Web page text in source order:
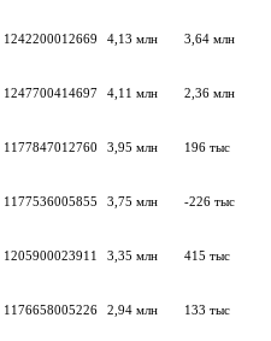
1242200012669 4,13 млн 3,64 млн
1247700414697 4,11 млн 2,36 млн
1177847012760 3,95 млн 196 тыс
1177536005855 3,75 млн -226 тыс
1205900023911 3,35 млн 415 тыс
1176658005226 2,94 млн 133 тыс